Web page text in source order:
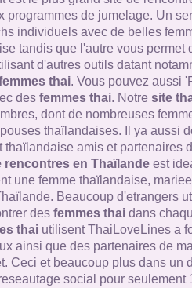
programmes de jumelage. Un
individuels avec de belles
tandis que l'autre vous permet
d'autres outils datant
thai. Vous pouvez aussi
des femmes thai. Notre site
dont de nombreuses
thaïlandaises. Il ya aussi
thaïlandaise amis et partenaires
rencontres en Thaïlandeest
une femme thaïlandaise,
Beaucoup d'etrangers
des femmes thaidans
thaiutilisent ThaiLoveLines a
ainsi que des partenaires de
Ceci et beaucoup plus dans un
social pour seulement